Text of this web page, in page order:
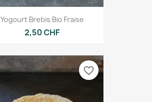
Yogourt Brebis Bio Fraise
2,50 CHF
favorite_border